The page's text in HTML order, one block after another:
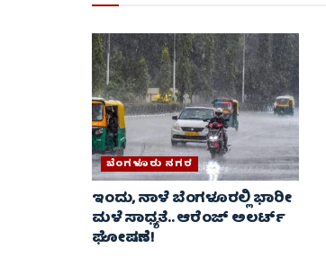
ಬೆಂಗಳೂರು ನಗರ
ಇಂದು, ನಾಳೆ ಬೆಂಗಳೂರಲ್ಲಿ ಭಾರೀ
ಮಳೆ ಸಾಧ್ಯತೆ.. ಆರೆಂಜ್ ಅಲರ್ಟ್
ಘೋಷಣೆ!